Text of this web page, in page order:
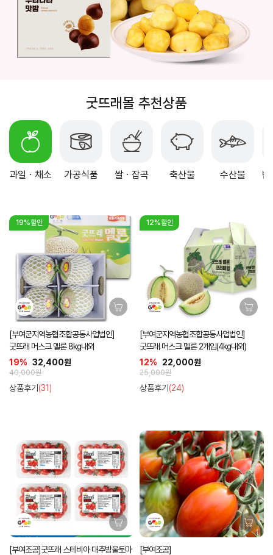
굿뜨래몰 추천상품
과일ㆍ채소 가공식품 쌀ㆍ잡곡 축산물 수산물 반
19%할인
[부여군지역농협조합공동사업법인]
굿뜨래 머스크 멜론 8kg내외
19% 32,400원
40,000원
상품후기 (31)
12%할인
[부여군지역농협조합공동사업법인]
굿뜨래 머스크 멜론 2개입(4kg내외)
12%
22,000원
25,000원
상품후기 (24)
[부여조공]굿뜨래 스테비아 대추방울토마
[부여조공]